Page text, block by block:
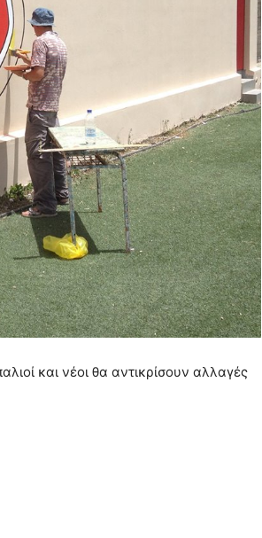
και νέοι θα αντικρίσουν αλλαγές